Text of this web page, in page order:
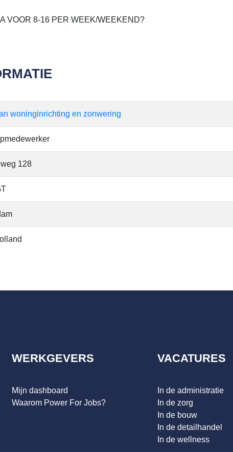
VOOR 8-16 PER WEEK/WEEKEND?
woninginrichting en zonwering
128
WERKGEVERS
Mijn dashboard
Waarom Power For Jobs?
VACATURES
In de administratie
In de zorg
In de bouw
In de detailhandel
In de wellness